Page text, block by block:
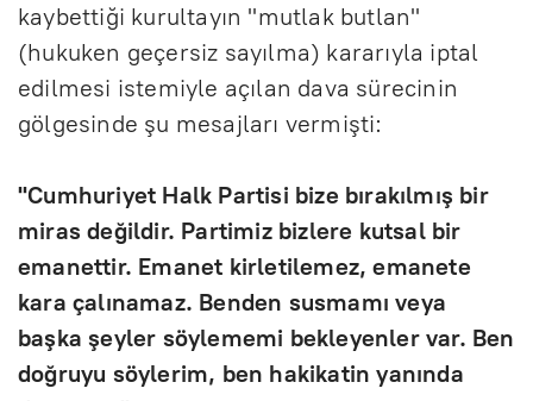
kaybettiği kurultayın "mutlak butlan"
(hukuken geçersiz sayılma) kararıyla iptal
edilmesi istemiyle açılan dava sürecinin
gölgesinde şu mesajları vermişti:
"Cumhuriyet Halk Partisi bize bırakılmış bir
miras değildir. Partimiz bizlere kutsal bir
emanettir. Emanet kirletilemez, emanete
kara çalınamaz. Benden susmamı veya
başka şeyler söylememi bekleyenler var. Ben
doğruyu söylerim, ben hakikatin yanında